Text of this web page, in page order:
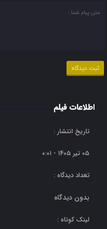
اطلاعات فیلم
تاریخ انتشار :
۰۵ تیر ۱۴۰۵ - ۰:۰۱
تعداد دیدگاه :
بدون دیدگاه
لینک کوتاه :